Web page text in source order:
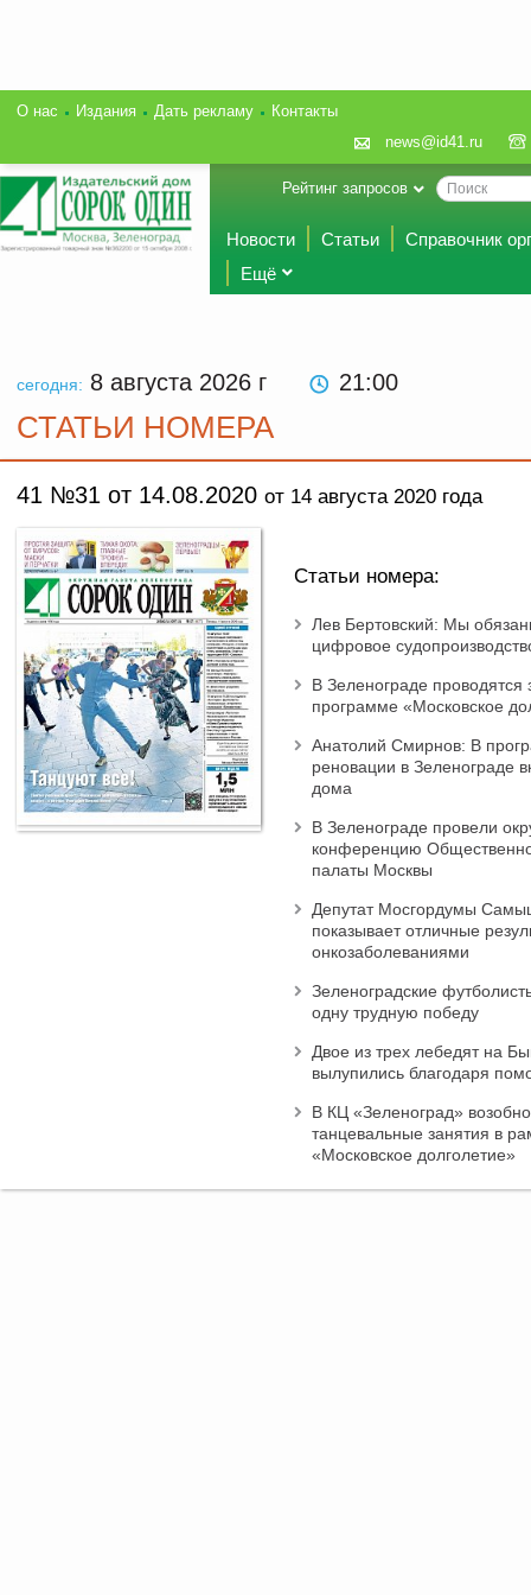
О нас Издания Дать рекламу
Контакты
news@id41.ru
Рейтинг запросов
Новости Статьи
Справочник
Ещё
сегодня: 8 августа 2026 г 21 00
СТАТЬИ НОМЕРА
41 №31 от 14.08.2020 от 14 августа 2020 года
Статьи номера:
Лев Бертовский: Мы
цифровое
В Зеленограде проводятся
программе «Московское
Анатолий Смирнов: В
реновации в Зеленограде
дома
В Зеленограде провели
конференцию
палаты Москвы
Депутат Мосгордумы
показывает отличные
онкозаболеваниями
Зеленоградские
одну трудную победу
Двое из трех лебедят на
вылупились благодаря
В КЦ «Зеленоград»
танцевальные занятия в
«Московское долголетие»